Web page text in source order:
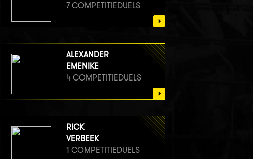
7 COMPETITIEDUELS
ALEXANDER
EMENIKE
4 COMPETITIEDUELS
RICK
VERBEEK
1 COMPETITIEDUELS